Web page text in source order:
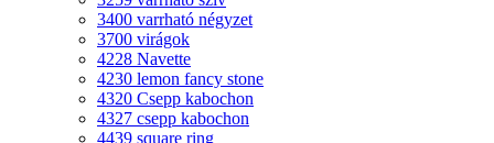
3400 varrható négyzet
3700 virágok
4228 Navette
4230 lemon fancy stone
4320 Csepp kabochon
4327 csepp kabochon
4439 square ring